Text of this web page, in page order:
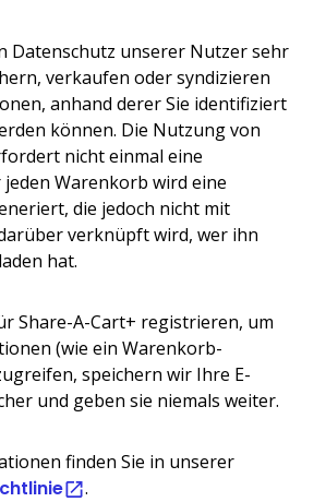
Datenschutz unserer Nutzer sehr
verkaufen oder syndizieren
anhand derer Sie identifiziert
können. Die Nutzung von
nicht einmal eine
jeden Warenkorb wird eine
die jedoch nicht mit
verknüpft wird, wer ihn
hat.
Share-A-Cart+ registrieren, um
(wie ein Warenkorb-
speichern wir Ihre E-
und geben sie niemals weiter.
finden Sie in unserer
.